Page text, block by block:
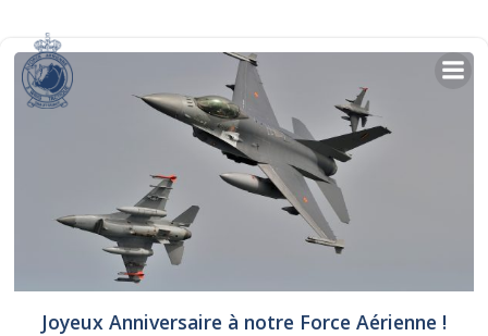
content
Joyeux Anniversaire à notre Force Aérienne !